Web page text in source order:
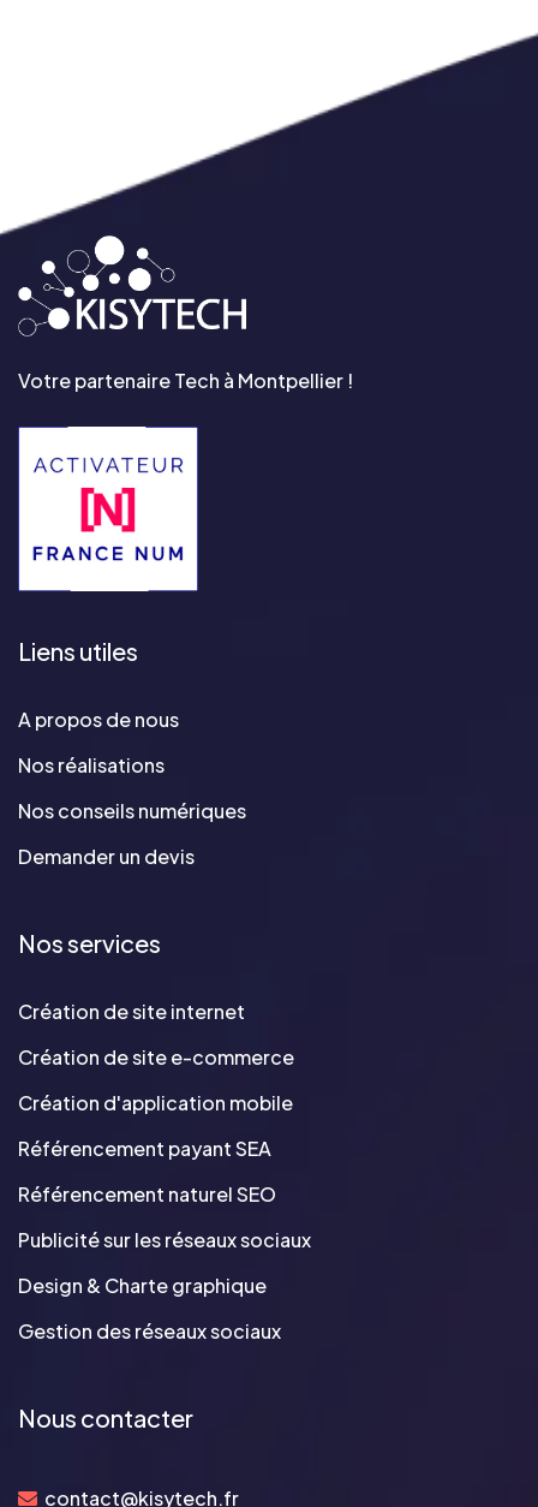
Votre partenaire Tech à Montpellier !
Liens utiles
A propos de nous
Nos réalisations
Nos conseils numériques
Demander un devis
Nos services
Création de site internet
Création de site e-commerce
Création d'application mobile
Référencement payant SEA
Référencement naturel SEO
Publicité sur les réseaux sociaux
Design & Charte graphique
Gestion des réseaux sociaux
Nous contacter
contact@kisytech.fr